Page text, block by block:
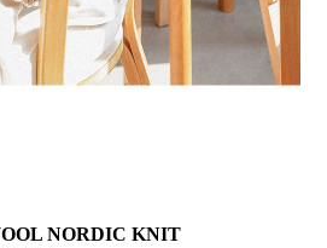
NORDIC KNIT